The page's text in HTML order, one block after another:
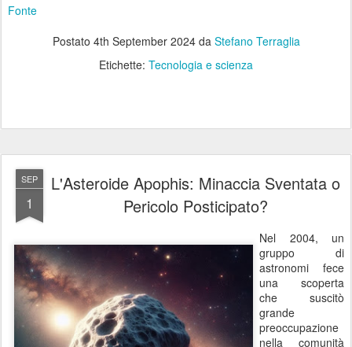
Fonte
Postato 4th September 2024da Stefano Terraglia
Etichette: Tecnologia e scienza
SEP
1
L'Asteroide Apophis: Minaccia Sventata o
Pericolo Posticipato?
Nel 2004, un
gruppo di
astronomi fece
una scoperta
che suscitò
grande
preoccupazione
nella comunità